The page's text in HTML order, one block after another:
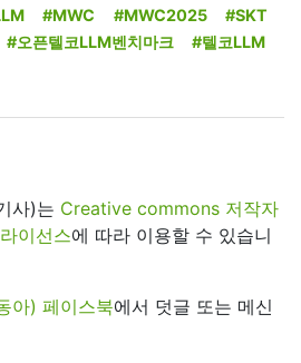
#MWC #MWC2025
#SKT
#오픈텔코LLM벤치마크
#텔코LLM
사)는 Creative commons 저작자
이선스에 따라 이용할 수 있습니
아) 페이스북에서 덧글 또는 메신